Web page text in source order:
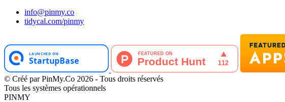
info@pinmy.co
tidycal.com/pinmy
© Créé par PinMy.Co 2026 - Tous droits réservés
Tous les systèmes opérationnels
PINMY